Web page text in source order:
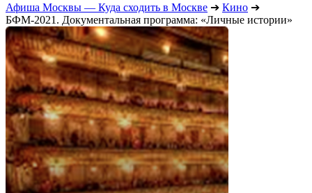
Афиша Москвы — Куда сходить в Москве ➔ Кино ➔
БФМ-2021. Документальная программа: «Личные истории»